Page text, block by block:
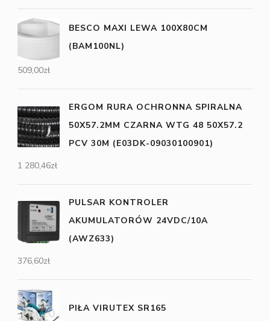
BESCO MAXI LEWA 100X80CM
(BAM100NL)
509,00zł
ERGOM RURA OCHRONNA SPIRALNA
50X57.2MM CZARNA WTG 48 50X57.2
PCV 30M (E03DK-09030100901)
1 280,46zł
PULSAR KONTROLER
AKUMULATORÓW 24VDC/10A
(AWZ633)
376,60zł
PIŁA VIRUTEX SR165